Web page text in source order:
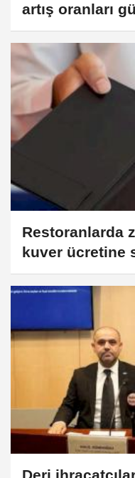
artış oranları
Restoranlarda
kuver ücretine
Deri